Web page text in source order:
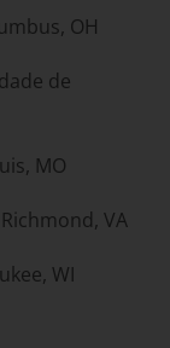
OH
de
MO
VA
WI